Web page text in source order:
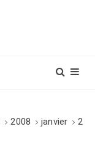
2008 janvier 2